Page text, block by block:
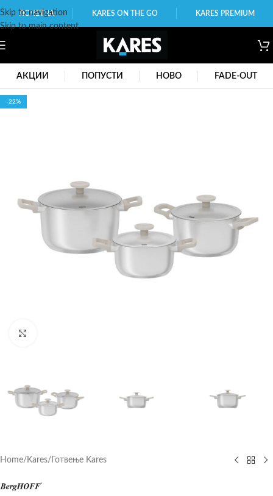
Skip to navigation
Skip to main content
ПОЧЕТНА KARES ON THE GO KARES PREMIUM
АКЦИИ ПОПУСТИ НОВО FADE-OUT
-22%
Home/ Kares/ Готвење Kares